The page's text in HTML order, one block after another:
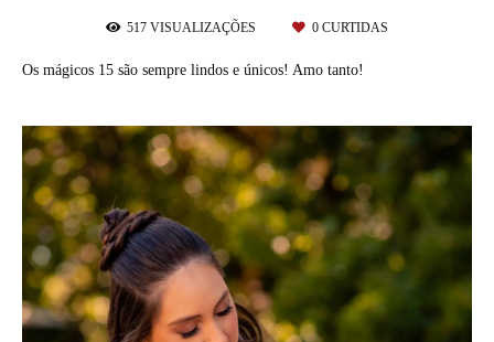
517 VISUALIZAÇÕES 0 CURTIDAS
Os mágicos 15 são sempre lindos e únicos! Amo tanto!